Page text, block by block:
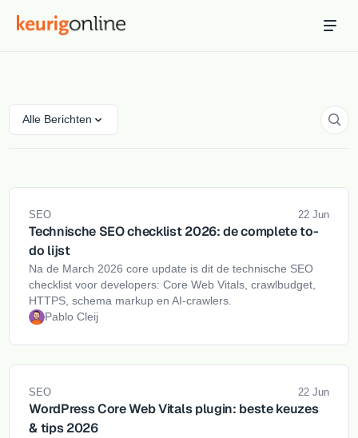
Hosting & servers
Ontdek
Blog & tools
Webmail
Alle Berichten
SEO 22 Jun
Technische SEO checklist 2026: de complete to-
do lijst
Na de March 2026 core update is dit de technische SEO
checklist voor developers: Core Web Vitals, crawlbudget,
HTTPS, schema markup en AI-crawlers.
Pablo Cleij
SEO 22 Jun
WordPress Core Web Vitals plugin: beste keuzes
& tips 2026